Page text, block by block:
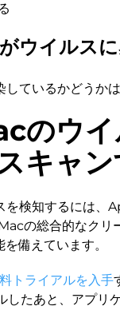
ウイルス
ているかどうか
のウ
キャ
を検知するには、
の総合的なクリ
備えています。
トライアルを入手
したあと、アプリ